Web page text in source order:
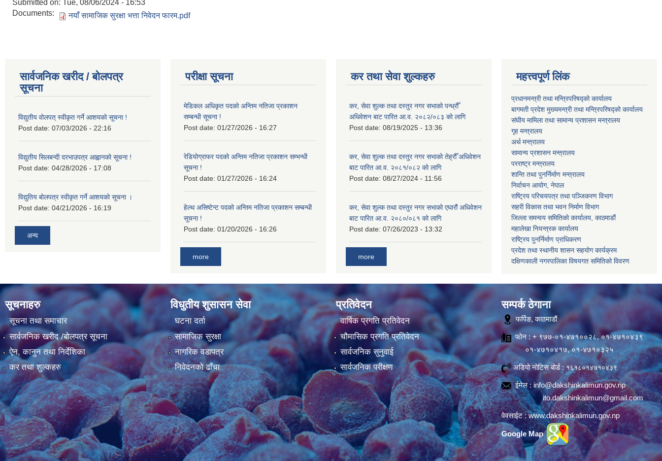
Submitted on: Tue, 08/06/2024 - 16:53
Documents:
नयाँ सामाजिक सुरक्षा भत्ता निवेदन फारम.pdf
सार्वजनिक खरीद / बोलपत्र
सूचना
विद्युतीय वोलपत् स्वीकृत गर्ने आशयको सूचना !
Post date: 07/03/2026 - 22:16
विद्युतीय सिलबन्दी दरभाउपत्र आह्वानको सूचना !
Post date: 04/28/2026 - 17:08
विद्युतिय बोलपत्र स्वीकृत गर्ने आशयको सूचना ।
Post date: 04/21/2026 - 16:19
अन्य
परीक्षा सूचना
मेडिकल अधिकृत पदको अन्तिम नतिजा प्रकाशन
सम्बन्धी सूचना !
Post date: 01/27/2026 - 16:27
रेडियोग्राफर पदको अन्तिम नतिजा प्रकाशन सम्भन्धी
सूचना !
Post date: 01/27/2026 - 16:24
हेल्थ असिष्टेन्ट पदको अन्तिम नतिजा प्रकाशन सम्बन्धी
सूचना !
Post date: 01/20/2026 - 16:26
more
कर तथा सेवा शुल्कहरु
कर, सेवा शुल्क तथा दस्तुर नगर सभाको पन्ध्रौँ
अधिवेशन बाट पारित आ.व. २०८२/०८३ को लागि
Post date: 08/19/2025 - 13:36
कर, सेवा शुल्क तथा दस्तुर नगर सभाको तेह्रौँ अधिवेशन
बाट पारित आ.व. २०८१/०८२ को लागि
Post date: 08/27/2024 - 11:56
कर, सेवा शुल्क तथा दस्तुर नगर सभाको एघारौं अधिवेशन
बाट पारित आ.व. २०८०/०८१ को लागि
Post date: 07/26/2023 - 13:32
more
महत्त्वपूर्ण लिंक
प्रधानमन्त्री तथा मन्त्रिपरिषद्को कार्यालय
बागमती प्रदेश मुख्यमन्त्री तथा मन्त्रिपरिषद्को कार्यालय
संघीय मामिला तथा सामान्य प्रशासन मन्त्रालय
गृह मन्त्रालय
अर्थ मन्त्रालय
सामान्य प्रशासन मन्त्रालय
परराष्ट्र मन्त्रालय
शान्ति तथा पुनर्निर्माण मन्त्रालय
निर्वाचन आयोग, नेपाल
राष्ट्रिय परिचयपत्र तथा पञ्जिकरण विभाग
सहरी विकास तथा भवन निर्माण विभाग
जिल्ला समन्वय समितिको कार्यालय, काठमाडौं
महालेखा नियन्त्रक कार्यालय
राष्ट्रिय पुनर्निर्माण प्राधिकरण
प्रदेश तथा स्थानीय शासन सहयोग कार्यक्रम
दक्षिणकाली नगरपालिका विषयगत समितिको विवरण
सूचनाहरु
सूचना तथा समाचार
सार्वजनिक खरीद /बोलपत्र सूचना
ऐन, कानुन तथा निर्देशिका
कर तथा शुल्कहरु
विधुतीय शुसासन सेवा
घटना दर्ता
सामाजिक सुरक्षा
नागरिक वडापत्र
निवेदनको ढाँचा
प्रतिवेदन
वार्षिक प्रगति प्रतिवेदन
चौमासिक प्रगति प्रतिवेदन
सार्वजनिक सुनुवाई
सार्वजनिक परीक्षण
सम्पर्क ठेगाना
फर्पिङ, काठमाडौं
फोन : + ९७७-०१-४७१००२८, ०१-४७१०४३९
०१-४७१०४१७, ०१-४७१०३२५
अडियो नोटिस बोर्ड : १६१८०१४७१०४३९
ईमेल : info@dakshinkalimun.gov.np
ito.dakshinkalimun@gmail.com
वेवसाईट :www.dakshinkalimun.gov.np
Google Map